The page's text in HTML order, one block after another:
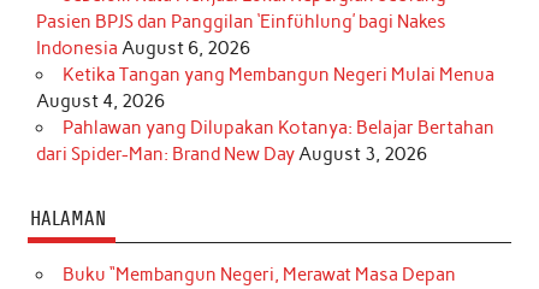
Pasien BPJS dan Panggilan ‘Einfühlung’ bagi Nakes
Indonesia August 6, 2026
Ketika Tangan yang Membangun Negeri Mulai Menua
August 4, 2026
Pahlawan yang Dilupakan Kotanya: Belajar Bertahan
dari Spider-Man: Brand New DayAugust 3, 2026
HALAMAN
Buku “Membangun Negeri, Merawat Masa Depan